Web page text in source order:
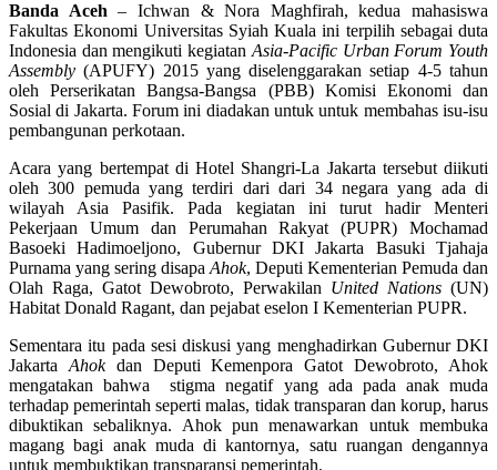
Banda Aceh– Ichwan & Nora Maghfirah, kedua mahasiswa
Fakultas Ekonomi Universitas Syiah Kuala ini terpilih sebagai duta
Indonesia dan mengikuti kegiatan Asia-Pacific Urban Forum Youth
Assembly (APUFY) 2015 yang diselenggarakan setiap 4-5 tahun
oleh Perserikatan Bangsa-Bangsa (PBB) Komisi Ekonomi dan
Sosial di Jakarta. Forum ini diadakan untuk untuk membahas isu-isu
pembangunan perkotaan.
Acara yang bertempat di Hotel Shangri-La Jakarta tersebut diikuti
oleh 300 pemuda yang terdiri dari dari 34 negara yang ada di
wilayah Asia Pasifik. Pada kegiatan ini turut hadir Menteri
Pekerjaan Umum dan Perumahan Rakyat (PUPR) Mochamad
Basoeki Hadimoeljono, Gubernur DKI Jakarta Basuki Tjahaja
Purnama yang sering disapa Ahok, Deputi Kementerian Pemuda dan
Olah Raga, Gatot Dewobroto, Perwakilan United Nations (UN)
Habitat Donald Ragant, dan pejabat eselon I Kementerian PUPR.
Sementara itu pada sesi diskusi yang menghadirkan Gubernur DKI
Jakarta Ahokdan Deputi Kemenpora Gatot Dewobroto, Ahok
mengatakan bahwa stigma negatif yang ada pada anak muda
terhadap pemerintah seperti malas, tidak transparan dan korup, harus
dibuktikan sebaliknya. Ahok pun menawarkan untuk membuka
magang bagi anak muda di kantornya, satu ruangan dengannya
untuk membuktikan transparansi pemerintah.